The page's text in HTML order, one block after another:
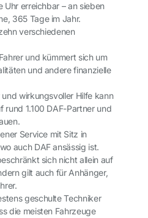
Uhr erreichbar – an sieben
365 Tage im Jahr.
verschiedenen
und kümmert sich um
und andere finanzielle
und wirkungsvoller Hilfe kann
rund 1.100 DAF-Partner und
Service mit Sitz in
auch DAF ansässig ist.
sich nicht allein auf
gilt auch für Anhänger,
geschulte Techniker
die meisten Fahrzeuge